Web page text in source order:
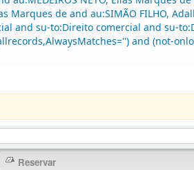
Marques de and au:SIMÃO FILHO,
and su-to:Direito comercial and su-
and (not-